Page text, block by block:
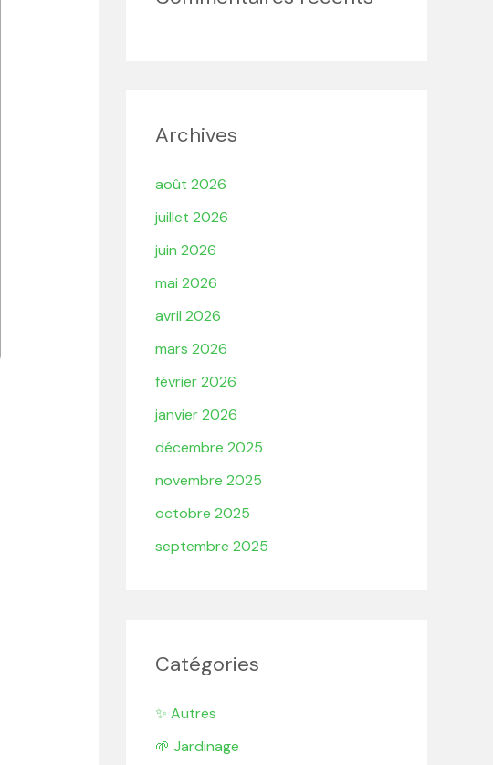
Archives
août 2026
juillet 2026
juin 2026
mai 2026
avril 2026
mars 2026
février 2026
janvier 2026
décembre 2025
novembre 2025
octobre 2025
septembre 2025
Catégories
✨ Autres
🌱 Jardinage